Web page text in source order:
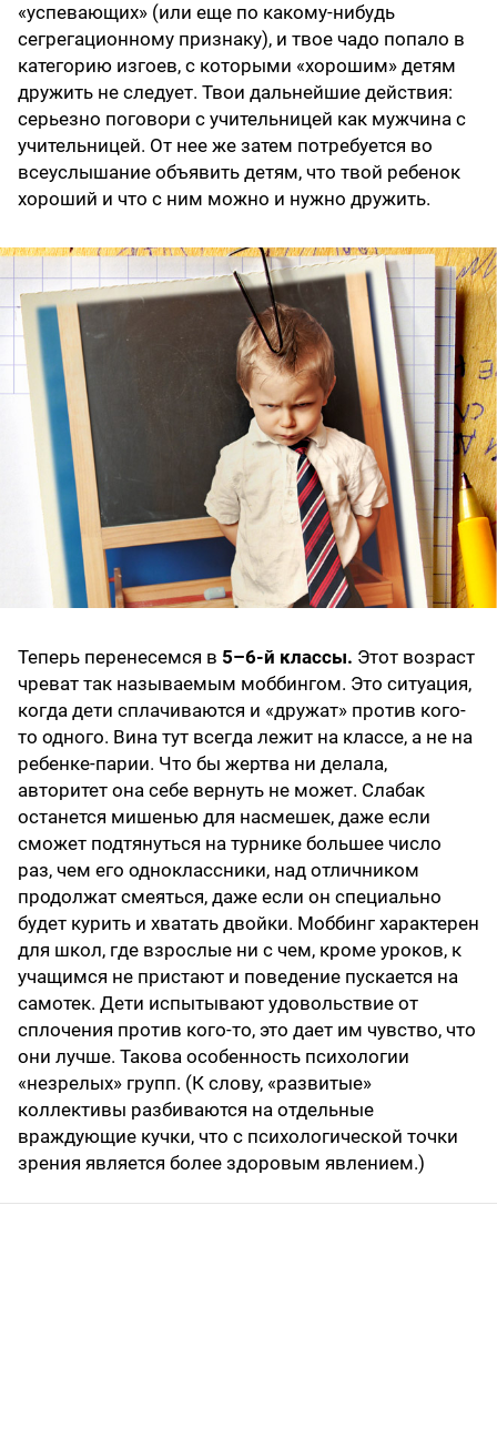
«успевающих» (или еще по какому-нибудь
сегрегационному признаку), и твое чадо попало в
категорию изгоев, с которыми «хорошим» детям
дружить не следует. Твои дальнейшие действия:
серьезно поговори с учительницей как мужчина с
учительницей. От нее же затем потребуется во
всеуслышание объявить детям, что твой ребенок
хороший и что с ним можно и нужно дружить.
Теперь перенесемся в 5–6-й классы. Этот возраст
чреват так называемым моббингом. Это ситуация,
когда дети сплачиваются и «дружат» против кого-
то одного. Вина тут всегда лежит на классе, а не на
ребенке-парии. Что бы жертва ни делала,
авторитет она себе вернуть не может. Слабак
останется мишенью для насмешек, даже если
сможет подтянуться на турнике большее число
раз, чем его одноклассники, над отличником
продолжат смеяться, даже если он специально
будет курить и хватать двойки. Моббинг характерен
для школ, где взрослые ни с чем, кроме уроков, к
учащимся не пристают и поведение пускается на
самотек. Дети испытывают удовольствие от
сплочения против кого-то, это дает им чувство, что
они лучше. Такова особенность психологии
«незрелых» групп. (К слову, «развитые»
коллективы разбиваются на отдельные
враждующие кучки, что с психологической точки
зрения является более здоровым явлением.)